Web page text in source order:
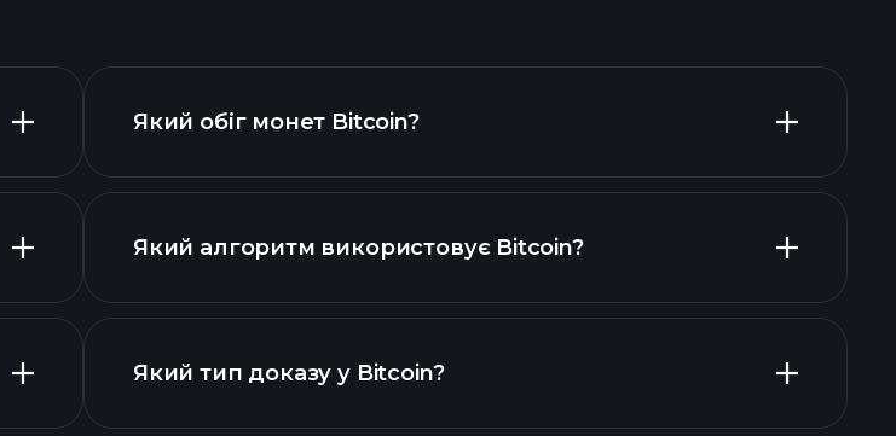
Який обіг монет Bitcoin?
Який алгоритм використовує Bitcoin?
Який тип доказу у Bitcoin?